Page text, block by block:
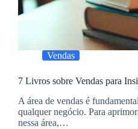
Vendas
7 Livros sobre Vendas para
A área de vendas é
qualquer negócio. Para
nessa área,…